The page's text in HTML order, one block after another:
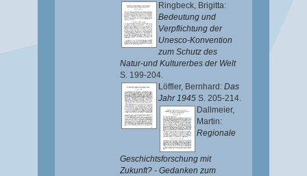
Ringbeck, Brigitta:
Bedeutung und
Verpflichtung der
Unesco-Konvention
zum Schutz des
Natur-und Kulturerbes der Welt
S. 199-204.
Löffler, Bernhard : Das
Jahr 1945 S. 205-214.
Dallmeier,
Martin:
Regionale
Geschichtsforschung mit
Zukunft? - Gedanken zum